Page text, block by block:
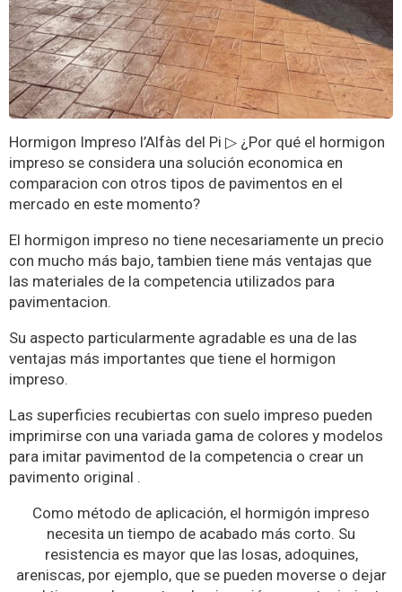
Hormigon Impreso l’Alfàs del Pi ▷ ¿Por qué el hormigon
impreso se considera una solución economica en
comparacion con otros tipos de pavimentos en el
mercado en este momento?
El hormigon impreso no tiene necesariamente un precio
con mucho más bajo, tambien tiene más ventajas que
las materiales de la competencia utilizados para
pavimentacion.
Su aspecto particularmente agradable es una de las
ventajas más importantes que tiene el hormigon
impreso.
Las superficies recubiertas con suelo impreso pueden
imprimirse con una variada gama de colores y modelos
para imitar pavimentod de la competencia o crear un
pavimento original .
Como método de aplicación, el hormigón impreso
necesita un tiempo de acabado más corto. Su
resistencia es mayor que las losas, adoquines,
areniscas, por ejemplo, que se pueden moverse o dejar